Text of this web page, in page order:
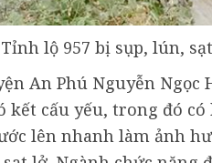
Tỉnh lộ 957 bị sụp, lún,
An Phú Nguyễn
kết cấu yếu, trong đó
lên nhanh làm ảnh